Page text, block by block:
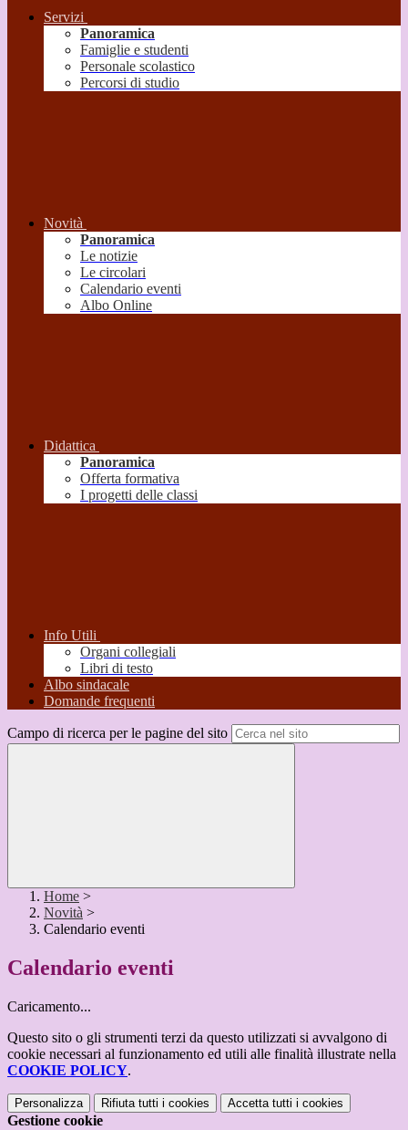
Servizi
Panoramica
Famiglie e studenti
Personale scolastico
Percorsi di studio
Novità
Panoramica
Le notizie
Le circolari
Calendario eventi
Albo Online
Didattica
Panoramica
Offerta formativa
I progetti delle classi
Info Utili
Organi collegiali
Libri di testo
Albo sindacale
Domande frequenti
Campo di ricerca per le pagine del sito
Home >
Novità >
Calendario eventi
Calendario eventi
Caricamento...
Questo sito o gli strumenti terzi da questo utilizzati si avvalgono di
cookie necessari al funzionamento ed utili alle finalità illustrate nella
COOKIE POLICY.
Personalizza Rifiuta tutti i cookies Accetta tutti i cookies
Gestione cookie